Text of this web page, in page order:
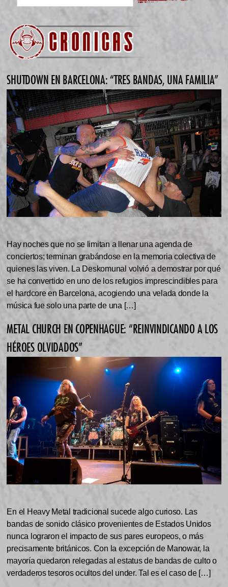
SHUTDOWN EN BARCELONA: “TRES BANDAS, UNA FAMILIA”
Hay noches que no se limitan a llenar una agenda de
conciertos; terminan grabándose en la memoria colectiva de
quienes las viven. La Deskomunal volvió a demostrar por qué
se ha convertido en uno de los refugios imprescindibles para
el hardcore en Barcelona, acogiendo una velada donde la
música fue solo una parte de una […]
METAL CHURCH EN COPENHAGUE: “REINVINDICANDO A LOS
HÉROES OLVIDADOS”
En el Heavy Metal tradicional sucede algo curioso. Las
bandas de sonido clásico provenientes de Estados Unidos
nunca lograron el impacto de sus pares europeos, o más
precisamente británicos. Con la excepción de Manowar, la
mayoría quedaron relegadas al estatus de bandas de culto o
verdaderos tesoros ocultos del under. Tal es el caso de […]